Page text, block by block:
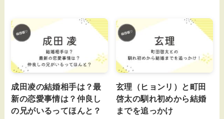
成田凌の結婚相手は？最
新の恋愛事情は？仲良し
の兄がいるってほんと？
玄理（ヒョンリ）と町田
啓太の馴れ初めから結婚
までを追っかけ